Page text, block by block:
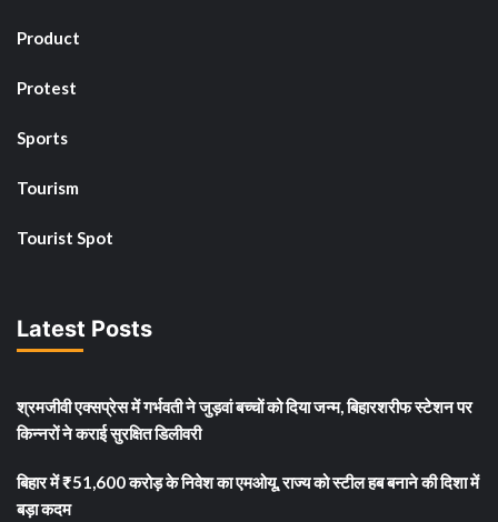
Product
Protest
Sports
Tourism
Tourist Spot
Latest Posts
श्रमजीवी एक्सप्रेस में गर्भवती ने जुड़वां बच्चों को दिया जन्म, बिहारशरीफ स्टेशन पर
किन्नरों ने कराई सुरक्षित डिलीवरी
बिहार में ₹51,600 करोड़ के निवेश का एमओयू, राज्य को स्टील हब बनाने की दिशा में
बड़ा कदम